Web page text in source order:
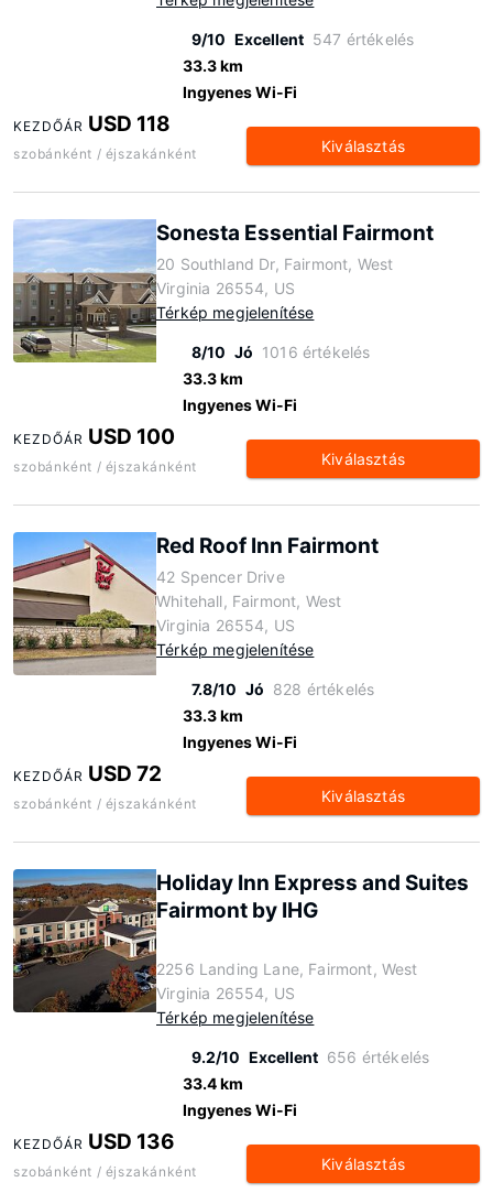
9/10 Excellent 547 értékelés
33.3 km
Ingyenes Wi-Fi
KEZDŐÁR USD 118
szobánként / éjszakánként Kiválasztás
Sonesta Essential Fairmont
20 Southland Dr, Fairmont, West
Virginia 26554, US
Térkép megjelenítése
8/10 Jó 1016 értékelés
33.3 km
Ingyenes Wi-Fi
KEZDŐÁR USD 100
szobánként / éjszakánként Kiválasztás
Red Roof Inn Fairmont
42 Spencer Drive
Whitehall, Fairmont, West
Virginia 26554, US
Térkép megjelenítése
7.8/10 Jó 828 értékelés
33.3 km
Ingyenes Wi-Fi
KEZDŐÁR USD 72
szobánként / éjszakánként Kiválasztás
Holiday Inn Express and Suites
Fairmont by IHG
2256 Landing Lane, Fairmont, West
Virginia 26554, US
Térkép megjelenítése
9.2/10 Excellent 656 értékelés
33.4 km
Ingyenes Wi-Fi
KEZDŐÁR USD 136
szobánként / éjszakánként Kiválasztás